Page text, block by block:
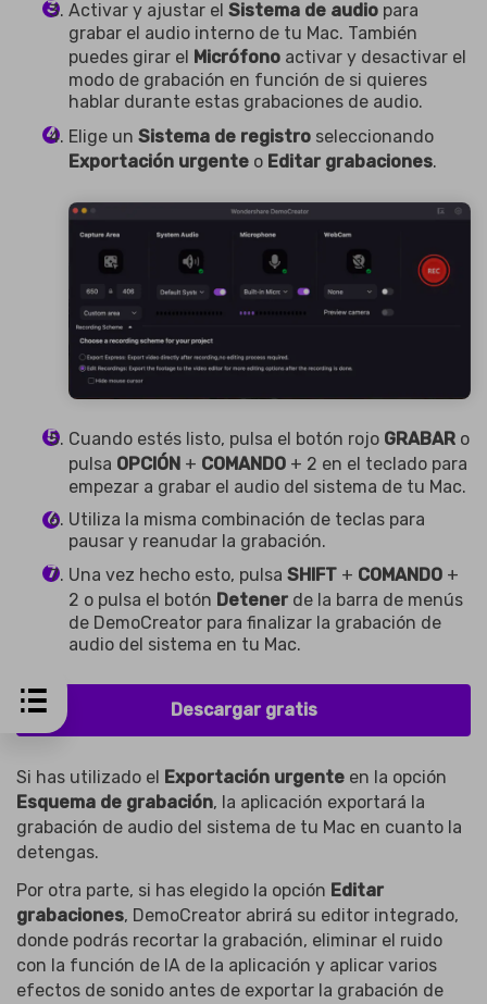
Activar y ajustar el Sistema de audio para
grabar el audio interno de tu Mac. También
puedes girar el Micrófono activar y desactivar el
modo de grabación en función de si quieres
hablar durante estas grabaciones de audio.
Elige un Sistema de registro seleccionando
Exportación urgente o Editar grabaciones.
Cuando estés listo, pulsa el botón rojo GRABAR o
pulsa OPCIÓN + COMANDO + 2 en el teclado para
empezar a grabar el audio del sistema de tu Mac.
Utiliza la misma combinación de teclas para
pausar y reanudar la grabación.
Una vez hecho esto, pulsa SHIFT + COMANDO +
2 o pulsa el botón Detener de la barra de menús
de DemoCreator para finalizar la grabación de
audio del sistema en tu Mac.
Descargar gratis
Si has utilizado el Exportación urgente en la opción
Esquema de grabación, la aplicación exportará la
grabación de audio del sistema de tu Mac en cuanto la
detengas.
Por otra parte, si has elegido la opción Editar
grabaciones, DemoCreator abrirá su editor integrado,
donde podrás recortar la grabación, eliminar el ruido
con la función de IA de la aplicación y aplicar varios
efectos de sonido antes de exportar la grabación de